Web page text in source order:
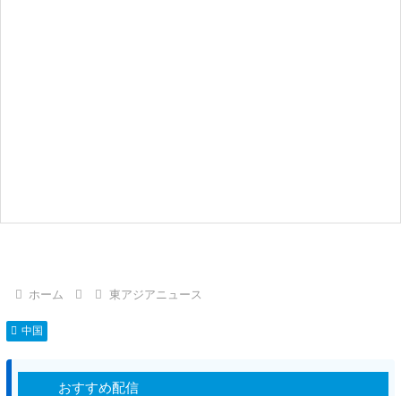
ホーム 東アジアニュース
中国
おすすめ配信